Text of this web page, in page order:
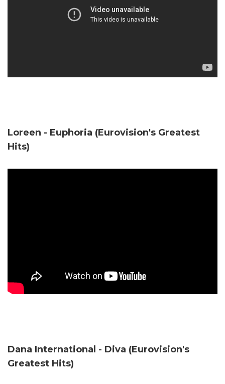
Loreen - Euphoria (Eurovision's Greatest
Hits)
Dana International - Diva (Eurovision's
Greatest Hits)